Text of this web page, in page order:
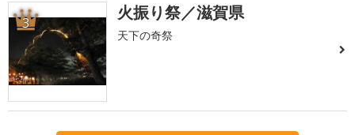
3 火振り祭／滋賀県
天下の奇祭